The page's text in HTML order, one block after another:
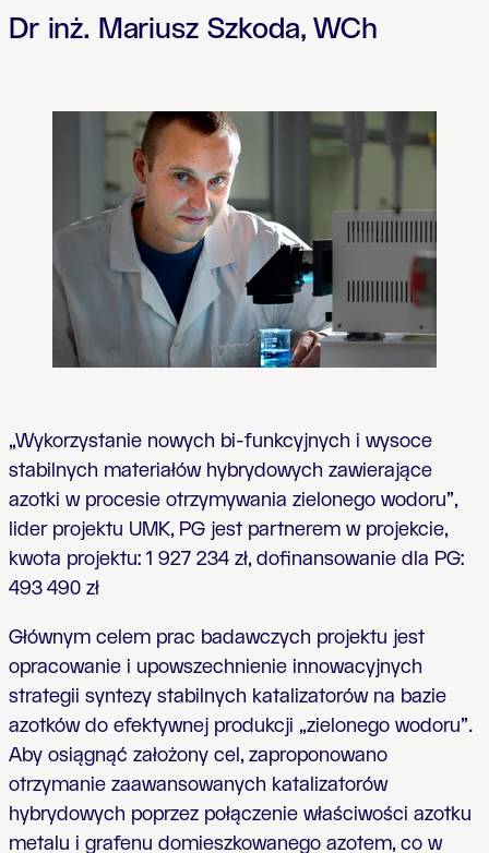
Dr inż. Mariusz Szkoda, WCh
„Wykorzystanie nowych bi-funkcyjnych i wysoce
stabilnych materiałów hybrydowych zawierające
azotki w procesie otrzymywania zielonego wodoru”,
lider projektu UMK, PG jest partnerem w projekcie,
kwota projektu: 1 927 234 zł, dofinansowanie dla PG:
493 490 zł
Głównym celem prac badawczych projektu jest
opracowanie i upowszechnienie innowacyjnych
strategii syntezy stabilnych katalizatorów na bazie
azotków do efektywnej produkcji „zielonego wodoru”.
Aby osiągnąć założony cel, zaproponowano
otrzymanie zaawansowanych katalizatorów
hybrydowych poprzez połączenie właściwości azotku
metalu i grafenu domieszkowanego azotem, co w